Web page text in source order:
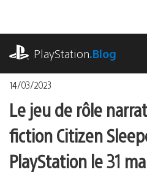
contenu
PlayStation.Blog
14/03/2023
Le jeu de rôle
fiction Citizen
PlayStation le 31